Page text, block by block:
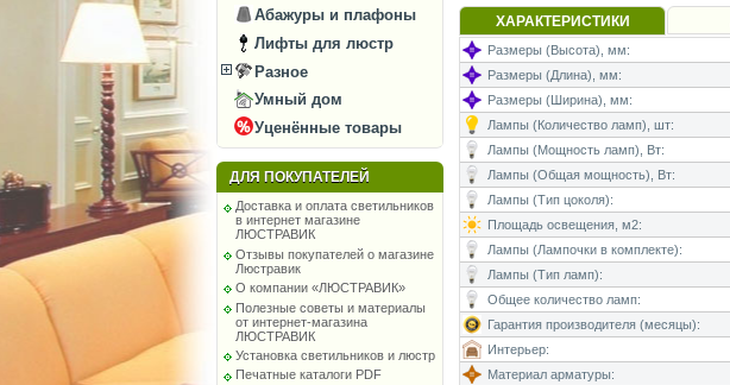
Абажуры и плафоны
Лифты для люстр
Разное
Умный дом
Уценённые товары
ДЛЯ ПОКУПАТЕЛЕЙ
Доставка и оплата светильников
в интернет магазине
ЛЮСТРАВИК
Отзывы покупателей о магазине
Люстравик
О компании «ЛЮСТРАВИК»
Полезные советы и материалы
от интернет-магазина
ЛЮСТРАВИК
Установка светильников и люстр
Печатные каталоги PDF
ХАРАКТЕРИСТИКИ
Размеры (Высота), мм:
Размеры (Длина), мм:
Размеры (Ширина), мм:
Лампы (Количество ламп), шт:
Лампы (Мощность ламп), Вт:
Лампы (Общая мощность), Вт:
Лампы (Тип цоколя):
Площадь освещения, м2:
Лампы (Лампочки в комплекте):
Лампы (Тип ламп):
Общее количество ламп:
Гарантия производителя (месяцы):
Интерьер:
Материал арматуры: